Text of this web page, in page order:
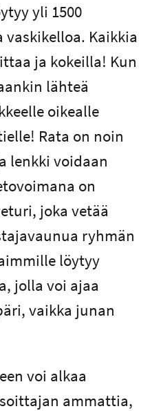
yli 1500
Kaikkia
ja kokeilla! Kun
lähteä
oikealle
Rata on noin
lenkki voidaan
on
joka vetää
ryhmän
löytyy
jolla voi ajaa
vaikka junan
voi alkaa
ammattia,